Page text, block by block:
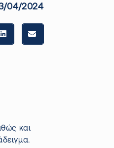
04/2024
και